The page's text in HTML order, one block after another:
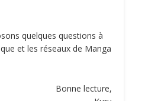
quelques questions à
et les réseaux de Manga
Bonne lecture,